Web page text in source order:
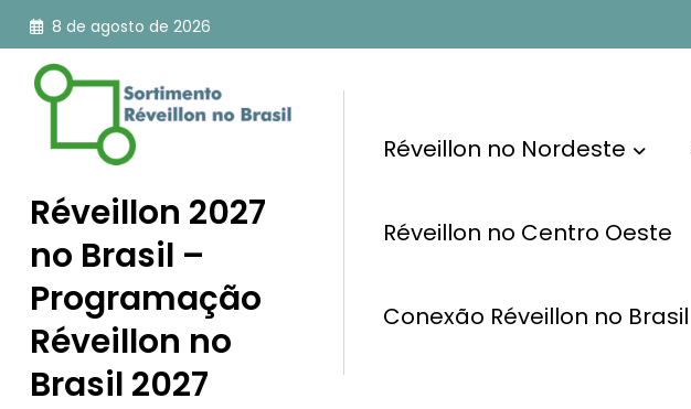
Pular
para
conteúdo
8 de agosto de 2026
Réveillon 2027
no Brasil –
Programação
Réveillon no
Brasil 2027
Réveillon no Nordeste
Réveillon no Centro Oeste
Conexão Réveillon no Brasil